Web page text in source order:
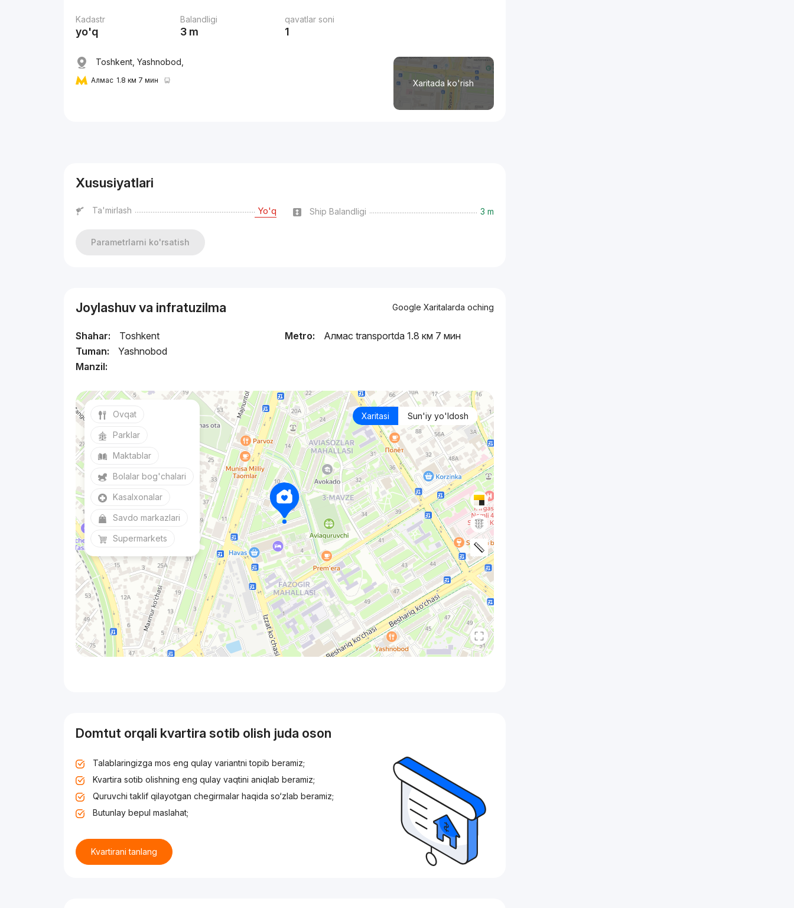
Kadastr
yo'q
Balandligi
3 m
qavatlar soni
1
Xaritada ko'rish
Toshkent, Yashnobod,
Алмас 1.8 км 7 мин
Xususiyatlari
Ta'mirlash Yo'q Ship Balandligi 3 m
Parametrlarni ko'rsatish
Joylashuv va infratuzilma Google Xaritalarda oching
Shahar:
Toshkent
Tuman:
Yashnobod
Manzil:
Metro: Алмас transportda 1.8 км 7 мин
Xaritasi Sun'iy yo'ldosh
Ovqat
Parklar
Maktablar
Bolalar bog'chalari
Kasalxonalar
Savdo markazlari
Supermarkets
Domtut orqali kvartira sotib olish juda oson
Talablaringizga mos eng qulay variantni topib beramiz;
Kvartira sotib olishning eng qulay vaqtini aniqlab beramiz;
Quruvchi taklif qilayotgan chegirmalar haqida so‘zlab beramiz;
Butunlay bepul maslahat;
Kvartirani tanlang